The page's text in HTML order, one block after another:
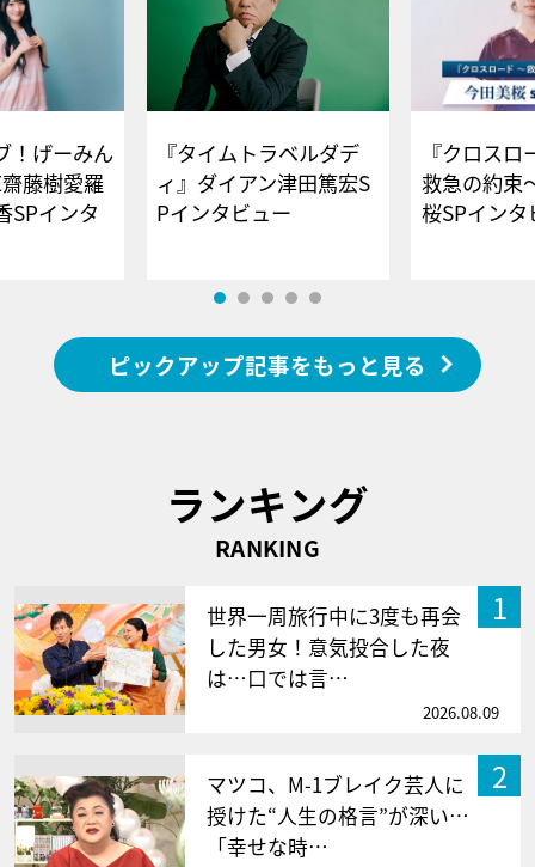
！げーみん
藤樹愛羅
SPインタ
『タイムトラベルダデ
ィ』ダイアン津田篤宏S
Pインタビュー
『クロス
救急の約束
桜SPイ
ピックアップ記事をもっと見る
ランキング
RANKING
1
世界一周旅行中に3度も再会
した男女！意気投合した夜
は…口では言…
2026.08.09
2
マツコ、M-1ブレイク芸人に
授けた“人生の格言”が深い…
「幸せな時…